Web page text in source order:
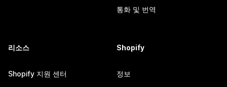
통화 및 번역
리소스
Shopify 지원 센터
Shopify
정보